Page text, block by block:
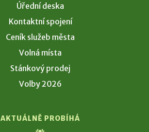
Úřední deska
Kontaktní spojení
Ceník služeb města
Volná místa
Stánkový prodej
Volby 2026
AKTUÁLNĚ PROBÍHÁ